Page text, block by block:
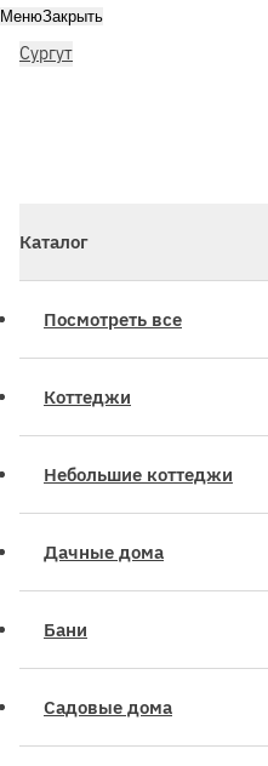
Сургут
МенюЗакрыть
Каталог
Посмотреть все
Коттеджи
Небольшие коттеджи
Дачные дома
Бани
Садовые дома